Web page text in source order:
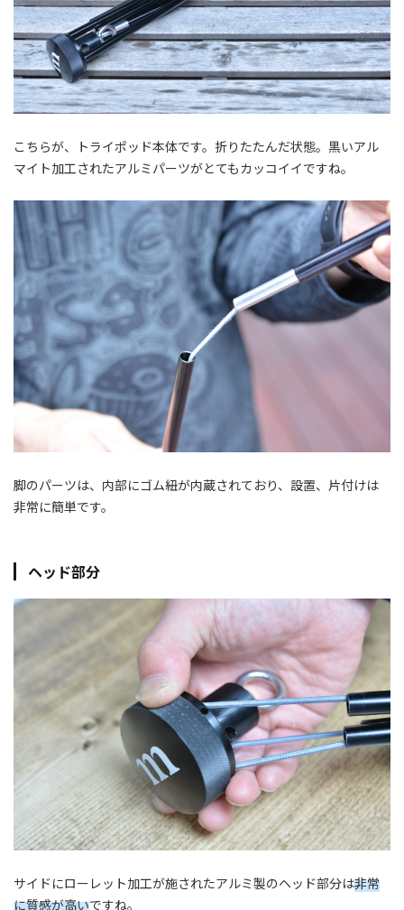
こちらが、トライポッド本体です。折りたたんだ状態。黒いアル
マイト加工されたアルミパーツがとてもカッコイイですね。
脚のパーツは、内部にゴム紐が内蔵されており、設置、片付けは
非常に簡単です。
ヘッド部分
サイドにローレット加工が施されたアルミ製のヘッド部分は非常
に質感が高いですね。